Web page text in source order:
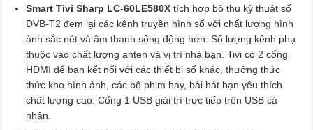
Smart Tivi Sharp LC-60LE580Xtích hợp bộ thu kỹ thuật số
DVB-T2 đem lại các kênh truyền hình số với chất lượng hình
ảnh sắc nét và âm thanh sống động hơn. Số lượng kênh phụ
thuộc vào chất lượng anten và vị trí nhà bạn. Tivi có 2 cổng
HDMI để bạn kết nối với các thiết bị số khác, thưởng thức
thức kho hình ảnh, các bộ phim hay, bài hát bạn yêu thích
chất lượng cao. Cổng 1 USB giải trí trực tiếp trên USB cá
nhân.